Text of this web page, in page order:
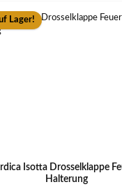
Lager!
Isotta Drosselklappe
Halterung